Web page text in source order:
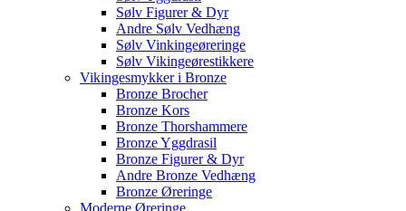
Sølv Figurer & Dyr
Andre Sølv Vedhæng
Sølv Vinkingeøreringe
Sølv Vikingeørestikkere
Vikingesmykker i Bronze
Bronze Brocher
Bronze Kors
Bronze Thorshammere
Bronze Yggdrasil
Bronze Figurer & Dyr
Andre Bronze Vedhæng
Bronze Øreringe
Moderne Øreringe